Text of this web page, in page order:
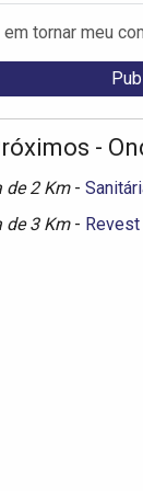
tornar meu
-
de 2 Km -
de 3 Km -